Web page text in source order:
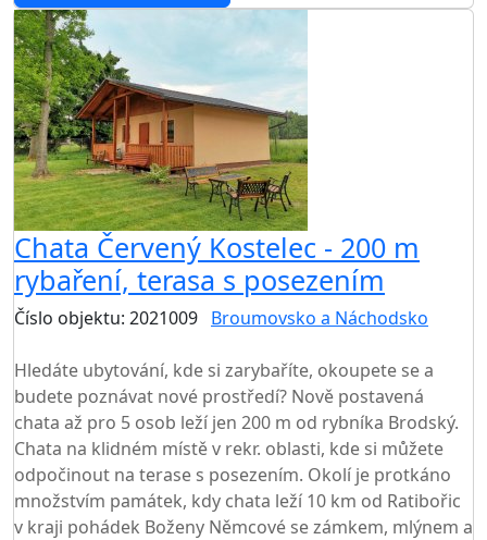
Chata Červený Kostelec - 200 m
rybaření, terasa s posezením
Číslo objektu: 2021009 Broumovsko a Náchodsko
Hledáte ubytování, kde si zarybaříte, okoupete se a
budete poznávat nové prostředí? Nově postavená
chata až pro 5 osob leží jen 200 m od rybníka Brodský.
Chata na klidném místě v rekr. oblasti, kde si můžete
odpočinout na terase s posezením. Okolí je protkáno
množstvím památek, kdy chata leží 10 km od Ratibořic
v kraji pohádek Boženy Němcové se zámkem, mlýnem a